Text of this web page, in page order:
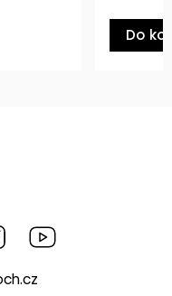
Do
twitter.com/worldofchilli
Instagram